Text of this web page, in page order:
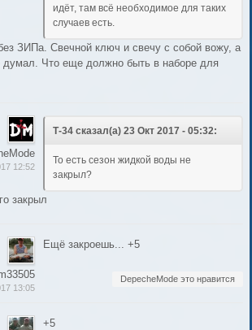
идёт, там всё необходимое для таких
случаев есть.
ЗИПа. Свечной ключ и свечу с собой вожу, а
думал. Что еще должно быть в наборе для
12:52
Т-34 сказал(а) 23 Окт 2017 - 05:32:
То есть сезон жидкой воды не
закрыл?
закрыл
13:05
Ещё закроешь... +5
DepecheMode это нравится
+5